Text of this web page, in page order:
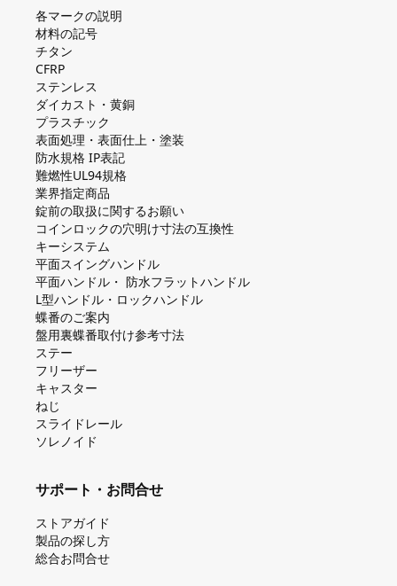
各マークの説明
材料の記号
チタン
CFRP
ステンレス
ダイカスト・⻩銅
プラスチック
表面処理・表面仕上・塗装
防⽔規格 IP表記
難燃性UL94規格
業界指定商品
錠前の取扱に関するお願い
コインロックの⽳明け⼨法の互換性
キーシステム
平⾯スイングハンドル
平⾯ハンドル・ 防⽔フラットハンドル
L型ハンドル・ロックハンドル
蝶番のご案内
盤⽤裏蝶番取付け参考⼨法
ステー
フリーザー
キャスター
ねじ
スライドレール
ソレノイド
サポート・お問合せ
ストアガイド
製品の探し⽅
総合お問合せ